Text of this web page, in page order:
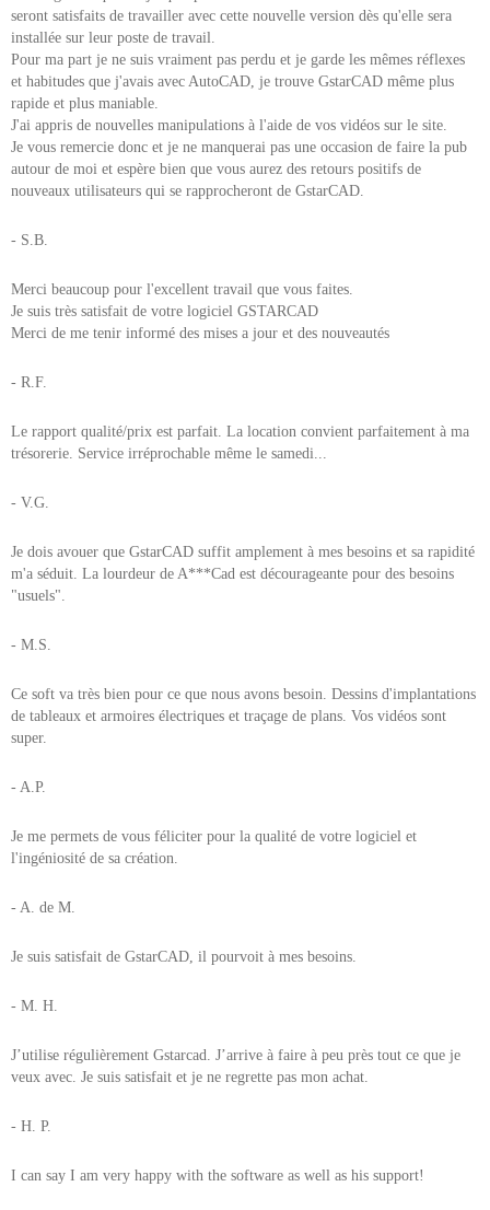
seront satisfaits de travailler avec cette nouvelle version dès qu'elle sera
installée sur leur poste de travail.
Pour ma part je ne suis vraiment pas perdu et je garde les mêmes réflexes
et habitudes que j'avais avec AutoCAD, je trouve GstarCAD même plus
rapide et plus maniable.
J'ai appris de nouvelles manipulations à l'aide de vos vidéos sur le site.
Je vous remercie donc et je ne manquerai pas une occasion de faire la pub
autour de moi et espère bien que vous aurez des retours positifs de
nouveaux utilisateurs qui se rapprocheront de GstarCAD.
- S.B.
Merci beaucoup pour l'excellent travail que vous faites.
Je suis très satisfait de votre logiciel GSTARCAD
Merci de me tenir informé des mises a jour et des nouveautés
- R.F.
Le rapport qualité/prix est parfait. La location convient parfaitement à ma
trésorerie. Service irréprochable même le samedi...
- V.G.
Je dois avouer que GstarCAD suffit amplement à mes besoins et sa rapidité
m'a séduit. La lourdeur de A***Cad est décourageante pour des besoins
"usuels".
- M.S.
Ce soft va très bien pour ce que nous avons besoin. Dessins d'implantations
de tableaux et armoires électriques et traçage de plans. Vos vidéos sont
super.
- A.P.
Je me permets de vous féliciter pour la qualité de votre logiciel et
l'ingéniosité de sa création.
- A. de M.
Je suis satisfait de GstarCAD, il pourvoit à mes besoins.
- M. H.
J’utilise régulièrement Gstarcad. J’arrive à faire à peu près tout ce que je
veux avec. Je suis satisfait et je ne regrette pas mon achat.
- H. P.
I can say I am very happy with the software as well as his support!